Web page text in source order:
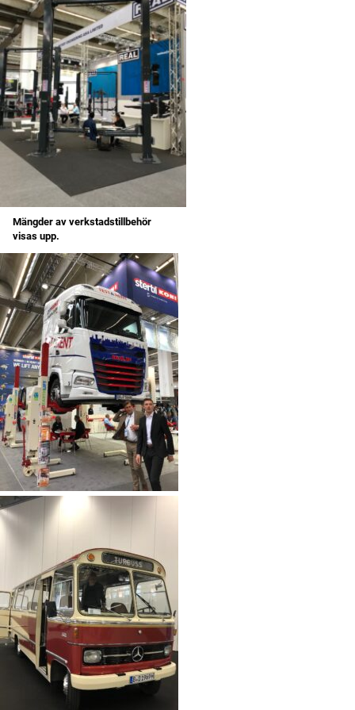
Mängder av verkstadstillbehör
visas upp.